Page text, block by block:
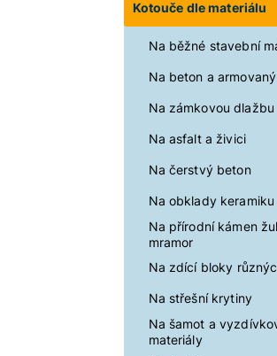
Kotouče dle materiálu
Na běžné stavební
Na beton a
Na zámkovou dlažbu
Na asfalt a živici
Na čerstvý beton
Na obklady keramiku
Na přírodní kámen
mramor
Na zdící bloky
Na střešní krytiny
Na šamot a
materiály